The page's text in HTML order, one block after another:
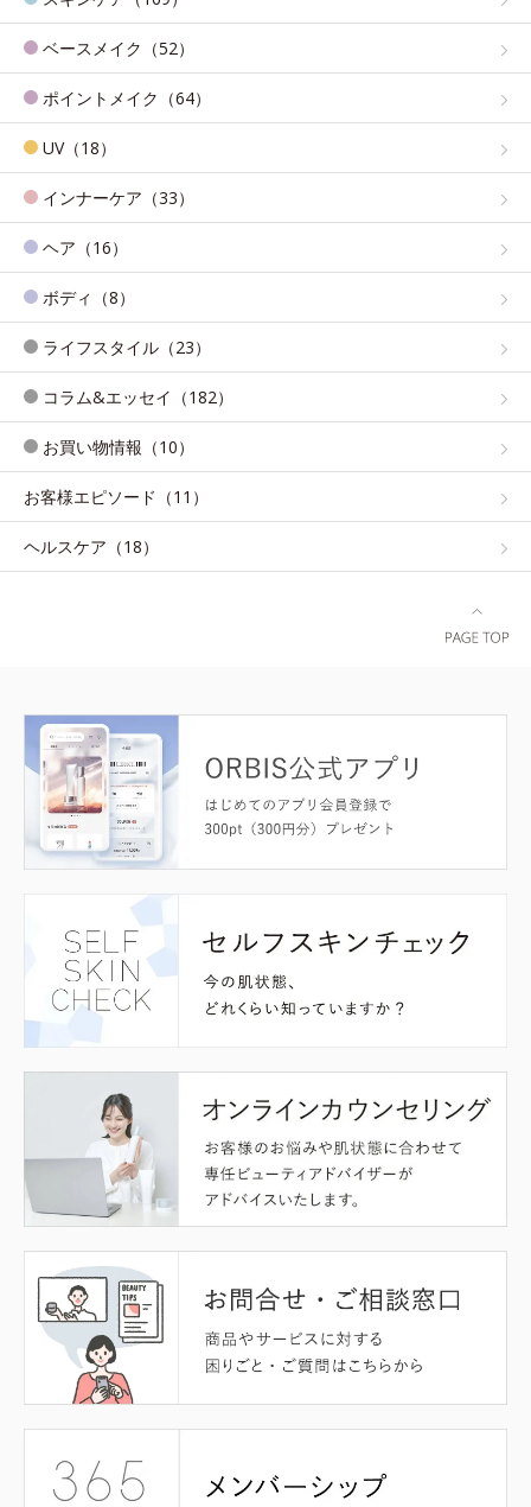
ベースメイク（52）
ポイントメイク（64）
UV（18）
インナーケア（33）
ヘア（16）
ボディ（8）
ライフスタイル（23）
コラム&エッセイ（182）
お買い物情報（10）
お客様エピソード（11）
ヘルスケア（18）